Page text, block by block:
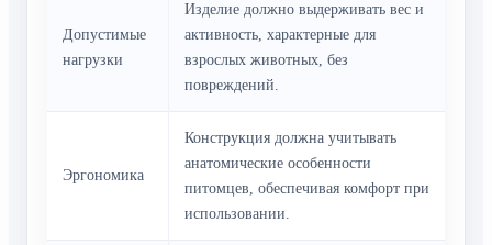
Допустимые
нагрузки
Изделие должно выдерживать вес и
активность, характерные для
взрослых животных, без
повреждений.
Эргономика
Конструкция должна учитывать
анатомические особенности
питомцев, обеспечивая комфорт при
использовании.